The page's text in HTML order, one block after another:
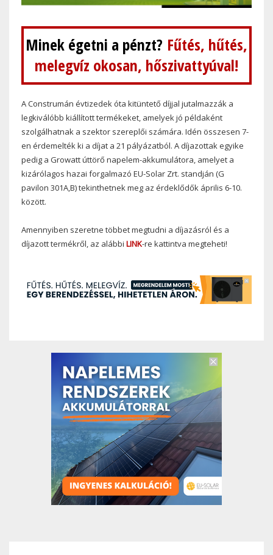
Minek égetni a pénzt? Fűtés, hűtés,
melegvíz okosan, hőszivattyúval!
A Construmán évtizedek óta kitüntető díjjal jutalmazzák a
legkiválóbb kiállított termékeket, amelyek jó példaként
szolgálhatnak a szektor szereplői számára. Idén összesen 7-
en érdemelték ki a díjat a 21 pályázatból. A díjazottak egyike
pedig a Growatt úttörő napelem-akkumulátora, amelyet a
kizárólagos hazai forgalmazó EU-Solar Zrt. standján (G
pavilon 301A,B) tekinthetnek meg az érdeklődők április 6-10.
között.
Amennyiben szeretne többet megtudni a díjazásról és a
díjazott termékről, az alábbi LINK-re kattintva megteheti!